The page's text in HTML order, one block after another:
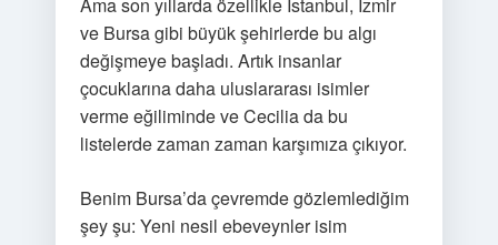
ve Bursa gibi büyük şehirlerde bu algı
değişmeye başladı. Artık insanlar
çocuklarına daha uluslararası isimler
verme eğiliminde ve Cecilia da bu
listelerde zaman zaman karşımıza çıkıyor.
Benim Bursa’da çevremde gözlemlediğim
şey şu: Yeni nesil ebeveynler isim